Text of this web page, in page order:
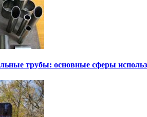
трубы: основные сферы